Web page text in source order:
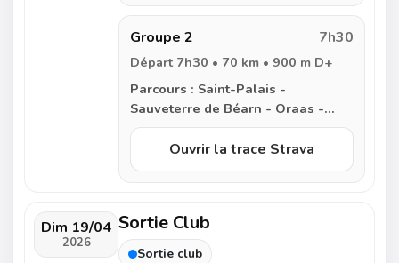
Arrast - Charritte de Bas - Etcharry
- Domezain - Saint-Palais
Groupe 2 7h30
Départ 7h30 • 70 km • 900 m D+
Parcours :
Sauveterre de Béarn - Oraas -
Castagnede - Salies de Béarn -
Orion - Narp - Villenave de
Navarrenx - Nabas - Aroue -
Ouvrir la trace Strava
Dim 19/04
2026
Sortie Club
Sortie club